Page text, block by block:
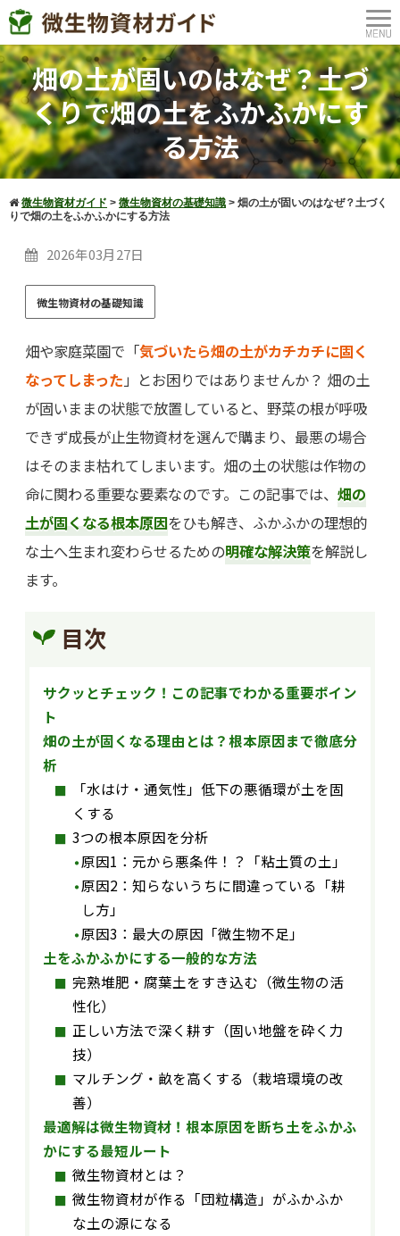
畑の土が固いのはなぜ？土づ
くりで畑の土をふかふかにす
る方法
微生物資材ガイド > 微生物資材の基礎知識 > 畑の土が固いのはなぜ？土づく
りで畑の土をふかふかにする方法
2026年03月27日
微生物資材の基礎知識
畑や家庭菜園で「気づいたら畑の土がカチカチに固く
なってしまった」とお困りではありませんか？ 畑の土
が固いままの状態で放置していると、野菜の根が呼吸
できず成長が止生物資材を選んで購まり、最悪の場合
はそのまま枯れてしまいます。畑の土の状態は作物の
命に関わる重要な要素なのです。この記事では、 畑の
土が固くなる根本原因をひも解き、ふかふかの理想的
な土へ生まれ変わらせるための明確な解決策を解説し
ます。
目次
サクッとチェック！この記事でわかる重要ポイン
ト
畑の土が固くなる理由とは？根本原因まで徹底分
析
「水はけ・通気性」低下の悪循環が土を固
くする
3つの根本原因を分析
原因1：元から悪条件！？「粘土質の土」
原因2：知らないうちに間違っている「耕
し方」
原因3：最大の原因「微生物不足」
土をふかふかにする一般的な方法
完熟堆肥・腐葉土をすき込む（微生物の活
性化）
正しい方法で深く耕す（固い地盤を砕く力
技）
マルチング・畝を高くする（栽培環境の改
善）
最適解は微生物資材！根本原因を断ち土をふかふ
かにする最短ルート
微生物資材とは？
微生物資材が作る「団粒構造」がふかふか
な土の源になる